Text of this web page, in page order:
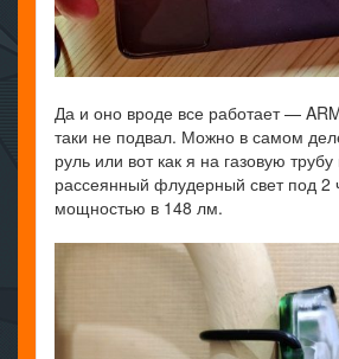
Да и оно вроде все работает —
таки не подвал. Можно в самом
руль или вот как я на газовую
рассеянный флудерный свет под 2
мощностью в 148 лм.